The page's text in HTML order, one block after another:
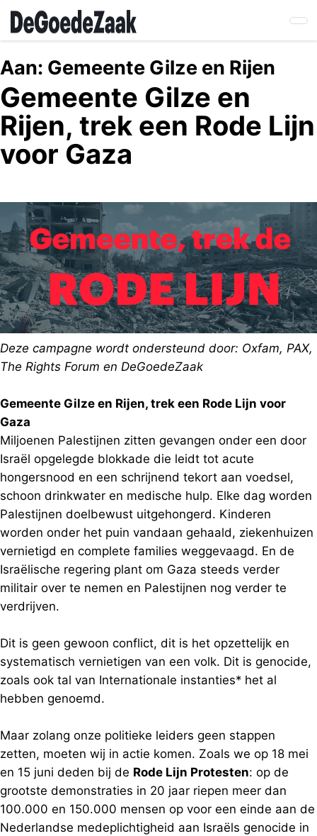
Skip
main
content
Aan: Gemeente Gilze en Rijen
Gemeente Gilze en
Rijen, trek een Rode Lijn
voor Gaza
Deze campagne wordt ondersteund door: Oxfam, PAX,
The Rights Forum en DeGoedeZaak
Gemeente Gilze en Rijen, trek een Rode Lijn voor
Gaza
Miljoenen Palestijnen zitten gevangen onder een door
Israël opgelegde blokkade die leidt tot acute
hongersnood en een schrijnend tekort aan voedsel,
schoon drinkwater en medische hulp. Elke dag worden
Palestijnen doelbewust uitgehongerd. Kinderen
worden onder het puin vandaan gehaald, ziekenhuizen
vernietigd en complete families weggevaagd. En de
Israëlische regering plant om Gaza steeds verder
militair over te nemen en Palestijnen nog verder te
verdrijven.
Dit is geen gewoon conflict, dit is het opzettelijk en
systematisch vernietigen van een volk. Dit is genocide,
zoals ook tal van Internationale instanties* het al
hebben genoemd.
Maar zolang onze politieke leiders geen stappen
zetten, moeten wij in actie komen. Zoals we op 18 mei
en 15 juni deden bij de Rode Lijn Protesten: op de
grootste demonstraties in 20 jaar riepen meer dan
100.000 en 150.000 mensen op voor een einde aan de
Nederlandse medeplichtigheid aan Israëls genocide in